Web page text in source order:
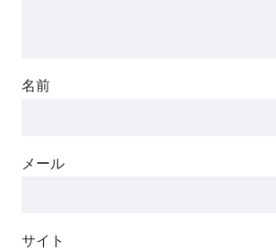
名前
メール
サイト